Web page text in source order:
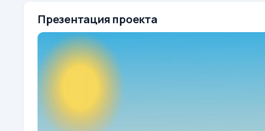
Презентация проекта